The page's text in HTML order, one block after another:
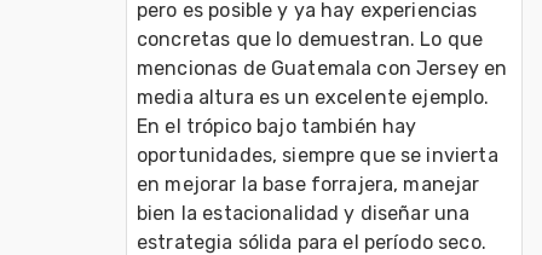
pero es posible y ya hay experiencias
concretas que lo demuestran. Lo que
mencionas de Guatemala con Jersey en
media altura es un excelente ejemplo.
En el trópico bajo también hay
oportunidades, siempre que se invierta
en mejorar la base forrajera, manejar
bien la estacionalidad y diseñar una
estrategia sólida para el período seco.